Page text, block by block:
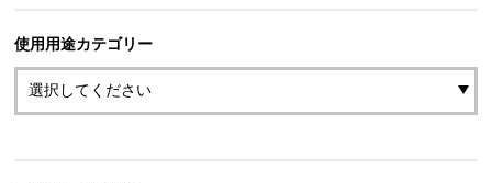
使用用途カテゴリー